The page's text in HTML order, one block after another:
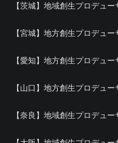
【茨城】地域創生プロデュー
【宮城】地方創生プロデュー
【愛知】地方創生プロデュー
【山口】地方創生プロデュー
【奈良】地域創生プロデュー